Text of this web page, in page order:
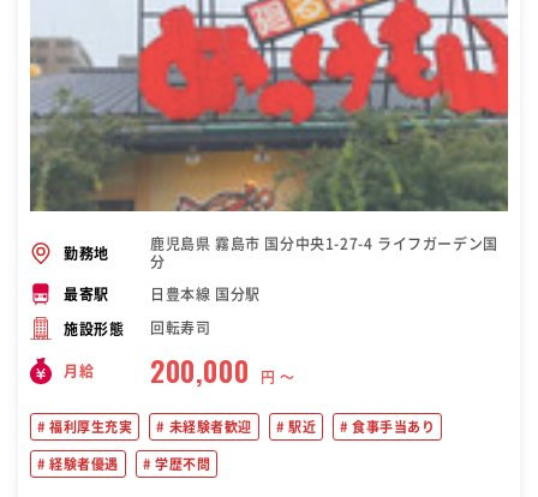
勤務地
鹿児島県 霧島市 国分中央1-27-4 ライフガーデン国
分
最寄駅 日豊本線 国分駅
施設形態 回転寿司
月給 200,000 円 〜
福利厚生充実 未経験者歓迎 駅近 食事手当あり
経験者優遇 学歴不問